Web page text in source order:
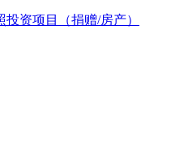
资项目（捐赠/房产）